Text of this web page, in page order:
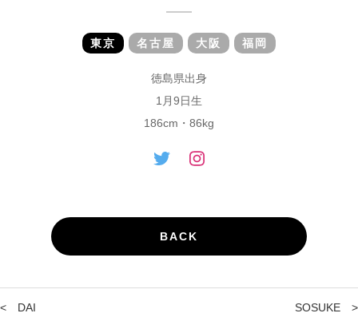
東京 名古屋 大阪 福岡
徳島県出身
1月9日生
186cm・86kg
BACK
< DAI SOSUKE >